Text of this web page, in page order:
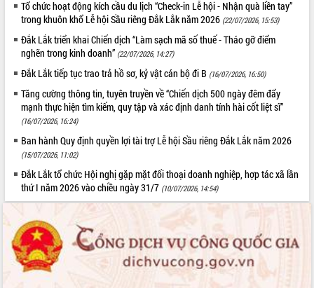
Tổ chức hoạt động kích cầu du lịch “Check-in Lễ hội - Nhận quà liền tay”
trong khuôn khổ Lễ hội Sầu riêng Đắk Lắk năm 2026 (22/07/2026, 15:53)
Đắk Lắk triển khai Chiến dịch “Làm sạch mã số thuế - Tháo gỡ điểm
nghẽn trong kinh doanh” (22/07/2026, 14:27)
Đắk Lắk tiếp tục trao trả hồ sơ, kỷ vật cán bộ đi B (16/07/2026, 16:50)
Tăng cường thông tin, tuyên truyền về “Chiến dịch 500 ngày đêm đẩy
mạnh thực hiện tìm kiếm, quy tập và xác định danh tính hài cốt liệt sĩ”
(16/07/2026, 16:24)
Ban hành Quy định quyền lợi tài trợ Lễ hội Sầu riêng Đắk Lắk năm 2026
(15/07/2026, 11:02)
Đắk Lắk tổ chức Hội nghị gặp mặt đối thoại doanh nghiệp, hợp tác xã lần
thứ I năm 2026 vào chiều ngày 31/7 (10/07/2026, 14:54)